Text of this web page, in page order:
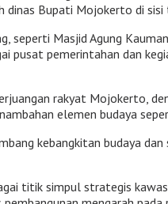
dinas Bupati Mojokerto di sisi
Masjid Agung
pusat pemerintahan dan
rakyat Mojokerto,
elemen budaya
kebangkitan budaya
titik simpul strategis